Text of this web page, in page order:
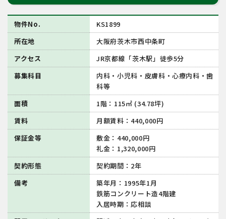
物件No.
KS1899
所在地
大阪府茨木市西中条町
アクセス
JR京都線「茨木駅」徒歩5分
募集科目
内科・小児科・皮膚科・心療内科・歯
科等
面積
1階：115㎡ (34.78坪)
賃料
月額賃料：440,000円
保証金等
敷金：440,000円
礼金：1,320,000円
契約形態
契約期間：2年
備考
築年月：1995年1月
鉄筋コンクリート造4階建
入居時期：応相談